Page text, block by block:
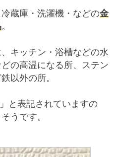
冷蔵庫・洗濯機・などの金
。
キッチン・浴槽などの水
の高温になる所、ステン
以外の所。
と表記されていますの
うです。